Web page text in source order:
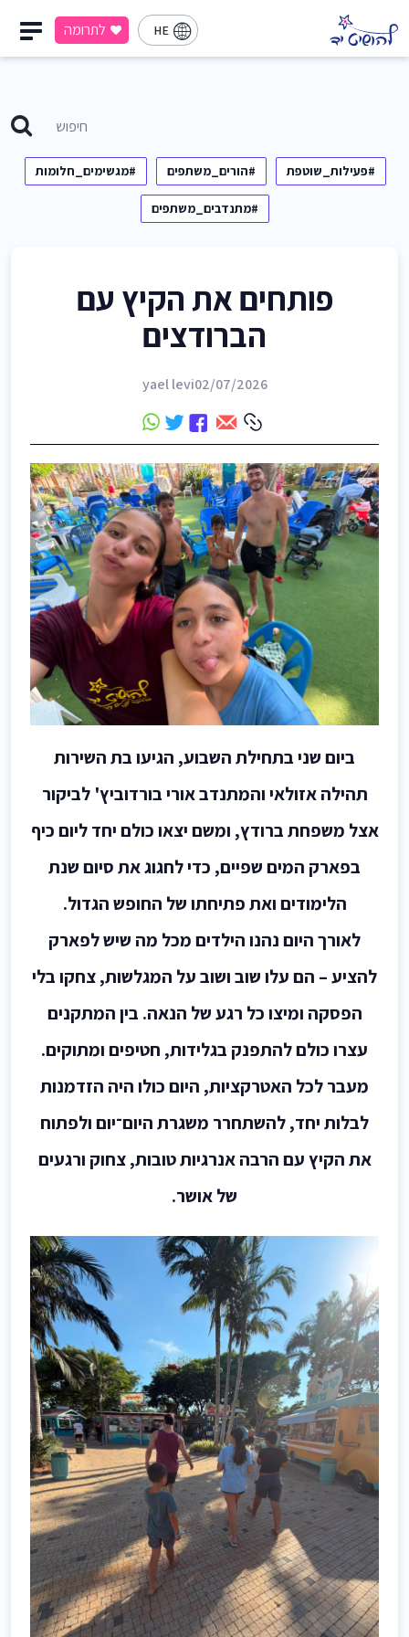
HE לתרומה
#פעילות_שוטפת #הורים_משתפים #מגשימים_חלומות
#מתנדבים_משתפים
פותחים את הקיץ עם
הברודצים
yael levi02/07/2026
ביום שני בתחילת השבוע, הגיעו בת השירות
תהילה אזולאי והמתנדב אורי בורדוביץ' לביקור
אצל משפחת ברודץ, ומשם יצאו כולם יחד ליום כיף
בפארק המים שפיים, כדי לחגוג את סיום שנת
הלימודים ואת פתיחתו של החופש הגדול.
לאורך היום נהנו הילדים מכל מה שיש לפארק
להציע – הם עלו שוב ושוב על המגלשות, צחקו בלי
הפסקה ומיצו כל רגע של הנאה. בין המתקנים
עצרו כולם להתפנק בגלידות, חטיפים ומתוקים.
מעבר לכל האטרקציות, היום כולו היה הזדמנות
לבלות יחד, להשתחרר משגרת היום־יום ולפתוח
את הקיץ עם הרבה אנרגיות טובות, צחוק ורגעים
של אושר.